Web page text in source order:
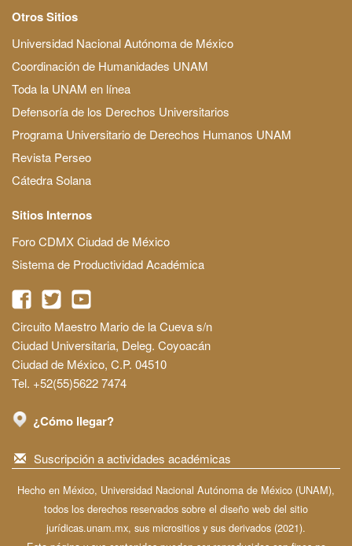
Otros Sitios
Universidad Nacional Autónoma de México
Coordinación de Humanidades UNAM
Toda la UNAM en línea
Defensoría de los Derechos Universitarios
Programa Universitario de Derechos Humanos UNAM
Revista Perseo
Cátedra Solana
Sitios Internos
Foro CDMX Ciudad de México
Sistema de Productividad Académica
Circuito Maestro Mario de la Cueva s/n
Ciudad Universitaria, Deleg. Coyoacán
Ciudad de México, C.P. 04510
Tel. +52(55)5622 7474
¿Cómo llegar?
Suscripción a actividades académicas
Hecho en México, Universidad Nacional Autónoma de México (UNAM),
todos los derechos reservados sobre el diseño web del sitio
jurídicas.unam.mx, sus micrositios y sus derivados (2021).